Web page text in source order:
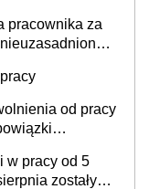
pracownika za
od pracy
w pracy od 5
zostały